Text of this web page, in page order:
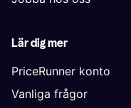
Lär dig mer
PriceRunner konto
Vanliga frågor